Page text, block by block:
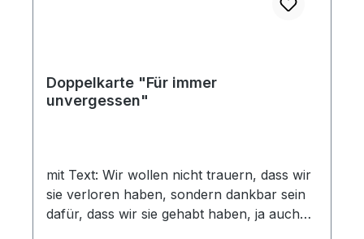
Doppelkarte "Für immer
unvergessen"
mit Text: Wir wollen nicht trauern, dass wir
sie verloren haben, sondern dankbar sein
dafür, dass wir sie gehabt haben, ja auch